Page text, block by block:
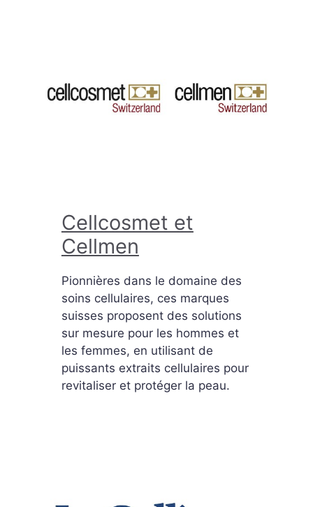
Cellcosmet et
Cellmen
Pionnières dans le domaine des
soins cellulaires, ces marques
suisses proposent des solutions
sur mesure pour les hommes et
les femmes, en utilisant de
puissants extraits cellulaires pour
revitaliser et protéger la peau.